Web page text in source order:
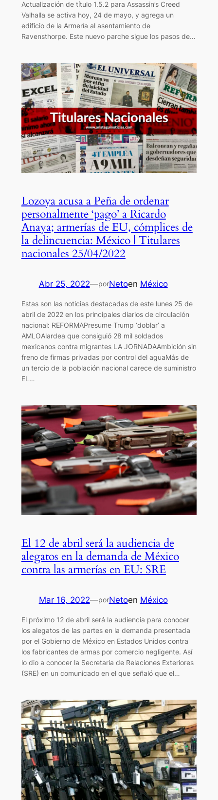
Actualización de título 1.5.2 para Assassin’s Creed
Valhalla se activa hoy, 24 de mayo, y agrega un
edificio de la Armería al asentamiento de
Ravensthorpe. Este nuevo parche sigue los pasos de…
Lozoya acusa a Peña de ordenar
personalmente ‘pago’ a Ricardo
Anaya; armerías de EU, cómplices de
la delincuencia: México | Titulares
nacionales 25/04/2022
Abr 25, 2022—porNetoen México
Estas son las noticias destacadas de este lunes 25 de
abril de 2022 en los principales diarios de circulación
nacional: REFORMAPresume Trump ‘doblar’ a
AMLOAlardea que consiguió 28 mil soldados
mexicanos contra migrantes LA JORNADAAmbición sin
freno de firmas privadas por control del aguaMás de
un tercio de la población nacional carece de suministro
EL…
El 12 de abril será la audiencia de
alegatos en la demanda de México
contra las armerías en EU: SRE
Mar 16, 2022—porNetoen México
El próximo 12 de abril será la audiencia para conocer
los alegatos de las partes en la demanda presentada
por el Gobierno de México en Estados Unidos contra
los fabricantes de armas por comercio negligente. Así
lo dio a conocer la Secretaría de Relaciones Exteriores
(SRE) en un comunicado en el que señaló que el…